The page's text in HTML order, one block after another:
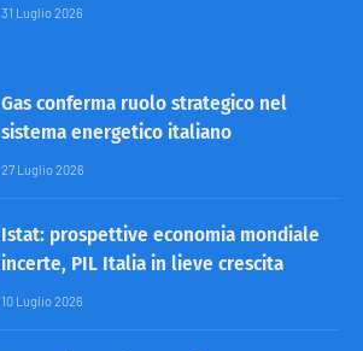
31 Luglio 2026
Gas conferma ruolo strategico nel
sistema energetico italiano
27 Luglio 2026
Istat: prospettive economia mondiale
incerte, PIL Italia in lieve crescita
10 Luglio 2026